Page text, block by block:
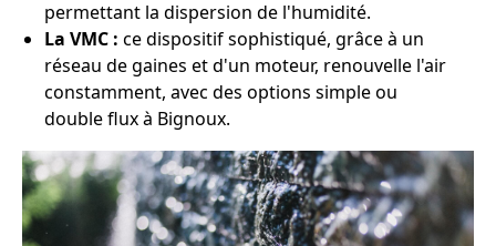
permettant la dispersion de l'humidité.
La VMC : ce dispositif sophistiqué, grâce à un
réseau de gaines et d'un moteur, renouvelle l'air
constamment, avec des options simple ou
double flux à Bignoux.